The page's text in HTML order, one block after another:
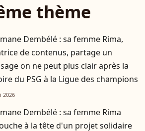
thème
Dembélé : sa femme Rima,
de contenus, partage un
on ne peut plus clair après la
du PSG à la Ligue des champions
2026
Dembélé : sa femme Rima
à la tête d'un projet solidaire